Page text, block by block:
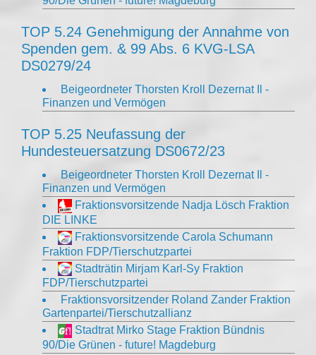
TOP 5.24 Genehmigung der Annahme von
Spenden gem. & 99 Abs. 6 KVG-LSA
DS0279/24
Beigeordneter Thorsten Kroll Dezernat Il -
Finanzen und Vermögen
TOP 5.25 Neufassung der
Hundesteuersatzung DS0672/23
Beigeordneter Thorsten Kroll Dezernat Il -
Finanzen und Vermögen
Fraktionsvorsitzende Nadja Lösch Fraktion
DIE LINKE
Fraktionsvorsitzende Carola Schumann
Fraktion FDP/Tierschutzpartei
Stadträtin Mirjam Karl-Sy Fraktion
FDP/Tierschutzpartei
Fraktionsvorsitzender Roland Zander Fraktion
Gartenpartei/Tierschutzallianz
Stadtrat Mirko Stage Fraktion Bündnis
90/Die Grünen - future! Magdeburg